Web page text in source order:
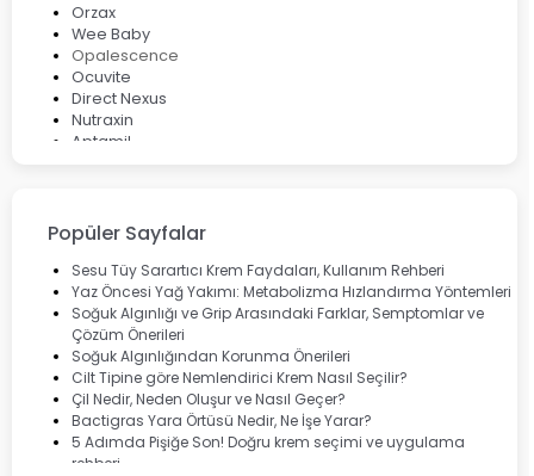
Orzax
Wee Baby
Opalescence
Ocuvite
Direct Nexus
Nutraxin
Aptamil
Lansinoh
Cebrolux
Dermoskin
Marvis
Rcfarma
Popüler Sayfalar
Sesu Tüy Sarartıcı Krem Faydaları, Kullanım Rehberi
Yaz Öncesi Yağ Yakımı: Metabolizma Hızlandırma Yöntemleri
Soğuk Algınlığı ve Grip Arasındaki Farklar, Semptomlar ve
Çözüm Önerileri
Soğuk Algınlığından Korunma Önerileri
Cilt Tipine göre Nemlendirici Krem Nasıl Seçilir?
Çil Nedir, Neden Oluşur ve Nasıl Geçer?
Bactigras Yara Örtüsü Nedir, Ne İşe Yarar?
5 Adımda Pişiğe Son! Doğru krem seçimi ve uygulama
rehberi